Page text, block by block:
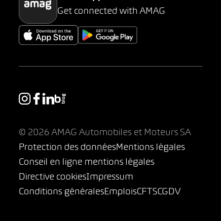
Get connected with AMAG
© 2026 AMAG Automobiles et Moteurs SA
Protection des donnéesMentions légales
Conseil en ligne mentions légales
Directive cookiesImpressum
Conditions généralesEmploisCFTSCGDV